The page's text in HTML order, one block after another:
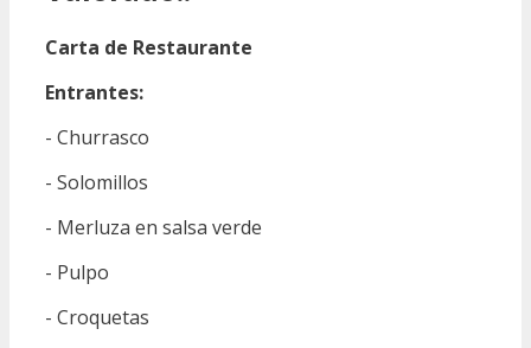
Carta de Restaurante
Entrantes:
- Churrasco
- Solomillos
- Merluza en salsa verde
- Pulpo
- Croquetas